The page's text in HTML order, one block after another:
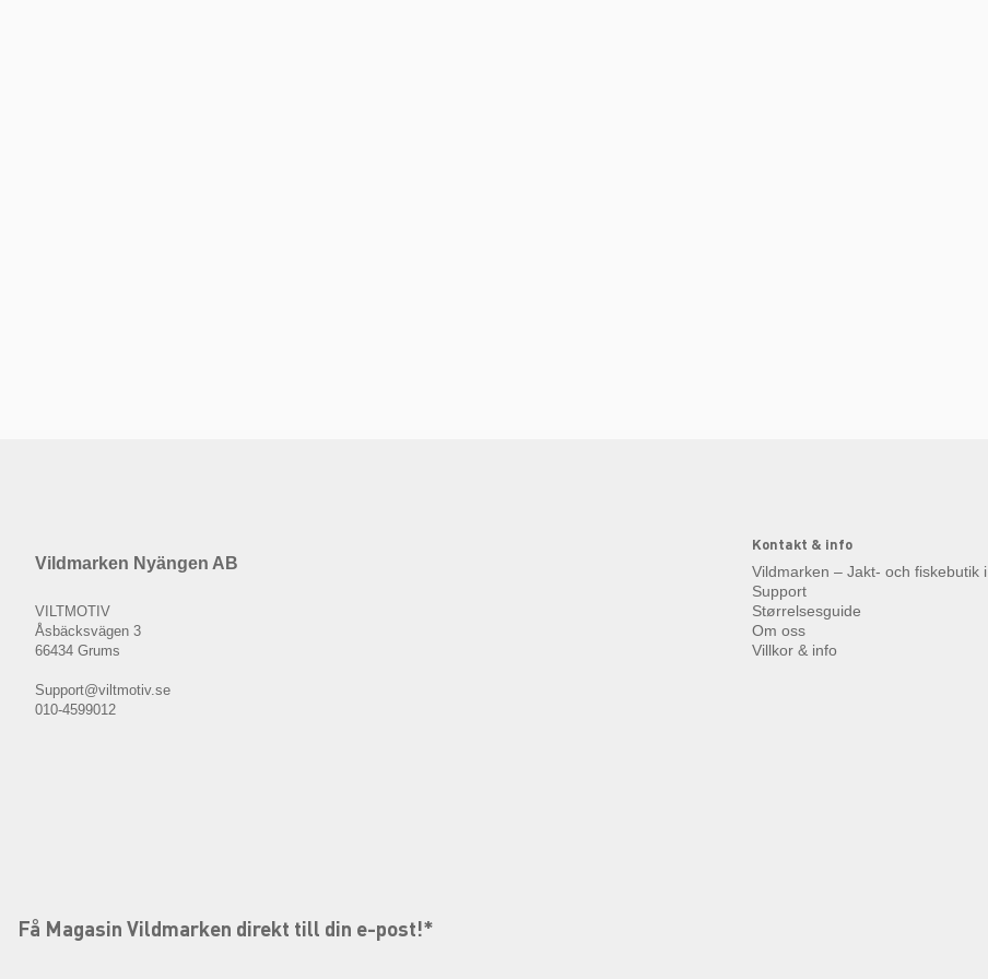
Vildmarken Nyängen AB
VILTMOTIV
Åsbäcksvägen 3
66434 Grums
Support@viltmotiv.se
010-4599012
Kontakt & info
Vildmarken – Jakt- och fiskebutik
Support
Størrelsesguide
Om oss
Villkor & info
Få Magasin Vildmarken direkt till din e-post!*